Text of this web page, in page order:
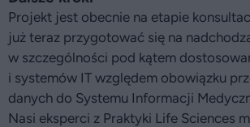
Projekt jest obecnie na etapie
już teraz przygotować się na
w szczególności pod kątem
i systemów IT względem obowiązku
danych do Systemu Informacji
Nasi eksperci z Praktyki Life Sciences